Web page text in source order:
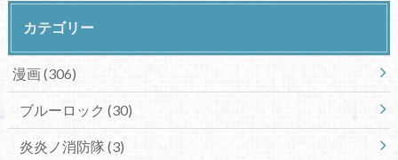
カテゴリー
漫画(306)
ブルーロック (30)
炎炎ノ消防隊(3)